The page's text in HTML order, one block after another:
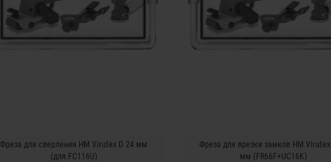
Фреза для сверления HM Virutex D 24 мм
(для FC116U)
Фреза для врезки замков HM
мм (FR66F+UC16K)